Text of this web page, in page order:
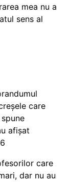
mea nu a
sens al
care
afișat
care
dar nu au